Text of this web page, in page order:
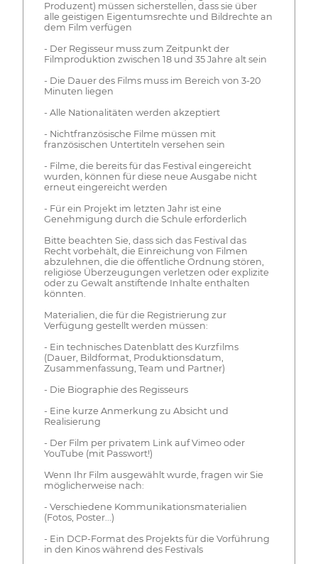
Produzent) müssen sicherstellen, dass sie über
alle geistigen Eigentumsrechte und Bildrechte an
dem Film verfügen
- Der Regisseur muss zum Zeitpunkt der
Filmproduktion zwischen 18 und 35 Jahre alt sein
- Die Dauer des Films muss im Bereich von 3-20
Minuten liegen
- Alle Nationalitäten werden akzeptiert
- Nichtfranzösische Filme müssen mit
französischen Untertiteln versehen sein
- Filme, die bereits für das Festival eingereicht
wurden, können für diese neue Ausgabe nicht
erneut eingereicht werden
- Für ein Projekt im letzten Jahr ist eine
Genehmigung durch die Schule erforderlich
Bitte beachten Sie, dass sich das Festival das
Recht vorbehält, die Einreichung von Filmen
abzulehnen, die die öffentliche Ordnung stören,
religiöse Überzeugungen verletzen oder explizite
oder zu Gewalt anstiftende Inhalte enthalten
könnten.
Materialien, die für die Registrierung zur
Verfügung gestellt werden müssen:
- Ein technisches Datenblatt des Kurzfilms
(Dauer, Bildformat, Produktionsdatum,
Zusammenfassung, Team und Partner)
- Die Biographie des Regisseurs
- Eine kurze Anmerkung zu Absicht und
Realisierung
- Der Film per privatem Link auf Vimeo oder
YouTube (mit Passwort!)
Wenn Ihr Film ausgewählt wurde, fragen wir Sie
möglicherweise nach:
- Verschiedene Kommunikationsmaterialien
(Fotos, Poster...)
- Ein DCP-Format des Projekts für die Vorführung
in den Kinos während des Festivals